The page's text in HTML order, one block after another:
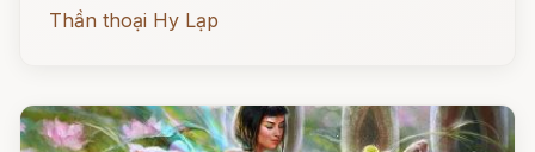
Thần thoại Hy Lạp